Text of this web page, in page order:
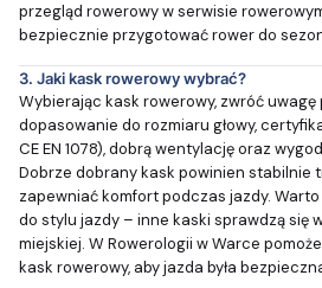
przegląd rowerowy w serwisie
bezpiecznie przygotować rower do
3. Jaki kask rowerowy wybrać?
Wybierając kask rowerowy, zwróć
dopasowanie do rozmiaru głowy,
CE EN 1078), dobrą wentylację oraz
Dobrze dobrany kask powinien stabilnie
zapewniać komfort podczas jazdy.
do stylu jazdy – inne kaski sprawdzą się
miejskiej. W Rowerologii w Warce
kask rowerowy, aby jazda była